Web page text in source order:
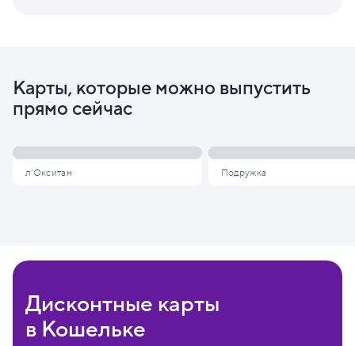
Карты, которые можно выпустить
прямо сейчас
л'Окситан Подружка
Дисконтные карты
в Кошельке